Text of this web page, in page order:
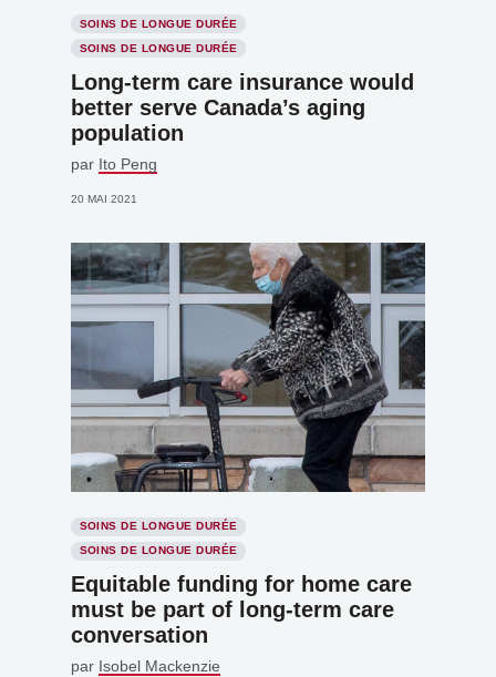
SOINS DE LONGUE DURÉE
SOINS DE LONGUE DURÉE
Long-term care insurance would
better serve Canada’s aging
population
par Ito Peng
20 MAI 2021
SOINS DE LONGUE DURÉE
SOINS DE LONGUE DURÉE
Equitable funding for home care
must be part of long-term care
conversation
par Isobel Mackenzie